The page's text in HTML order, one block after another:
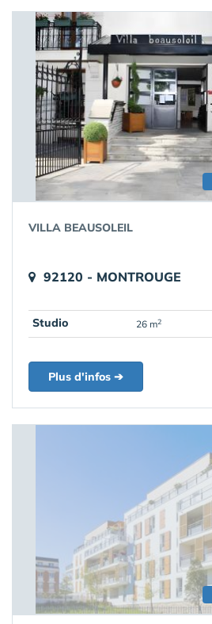
VILLA BEAUSOLEIL
92120 - MONTROUGE
Studio 26 m2
Plus d'infos ➔